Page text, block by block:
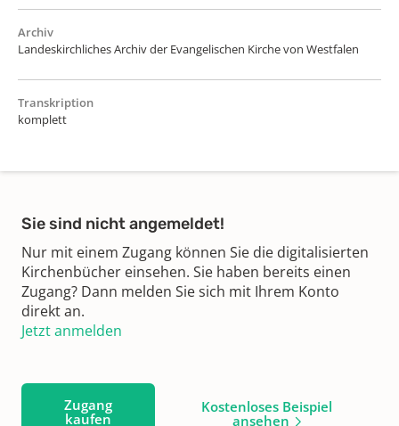
Archiv
Landeskirchliches Archiv der Evangelischen Kirche von Westfalen
Transkription
komplett
Sie sind nicht angemeldet!
Nur mit einem Zugang können Sie die digitalisierten
Kirchenbücher einsehen. Sie haben bereits einen
Zugang? Dann melden Sie sich mit Ihrem Konto
direkt an.
Jetzt anmelden
Zugang
kaufen
Kostenloses Beispiel
ansehen